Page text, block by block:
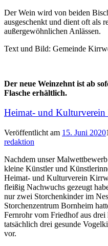
Der Wein wird von beiden
ausgeschenkt und dient oft als
außergewöhnlichen Anlässen.
Text und Bild: Gemeinde
Der neue Weinzehnt ist ab
Flasche erhältlich.
Heimat- und
Veröffentlicht am 15. Juni 2020
redaktion
Nachdem unser
kleine Künstler und
Heimat- und Kulturverein
fleißig Nachwuchs gezeugt
nur zwei Storchenkinder im
Storchenzentrum Bornheim
Fernrohr vom Friedhof aus
tatsächlich drei gesunde
vor.